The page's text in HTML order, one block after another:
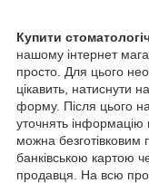
Купити
нашому інтернет
просто. Для цього
цікавить, натиснути
форму. Після цього
уточнять
можна безготівковим
банківською картою
продавця. На всю